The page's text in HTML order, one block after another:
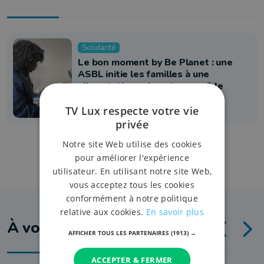
Solidarité
Le bon moment by Be Planet : une
ASBL initie les familles à une
alimentation saine et accessible
À voir aussi
TV Lux respecte votre vie
privée
Notre site Web utilise des cookies
pour améliorer l'expérience
utilisateur. En utilisant notre site Web,
vous acceptez tous les cookies
conformément à notre politique
relative aux cookies. En savoir plus
AFFICHER TOUS LES PARTENAIRES (1913) →
ACCEPTER & FERMER